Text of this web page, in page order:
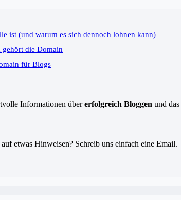
ist (und warum es sich dennoch lohnen kann)
die Domain
für Blogs
Informationen übererfolgreich Bloggen und das
etwas Hinweisen? Schreib uns einfach eine Email.